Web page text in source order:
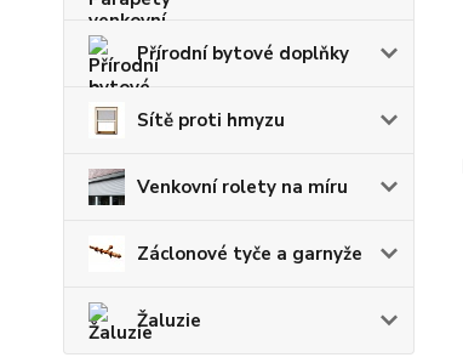
Přírodní bytové doplňky
Sítě proti hmyzu
Venkovní rolety na míru
Záclonové tyče a garnyže
Žaluzie